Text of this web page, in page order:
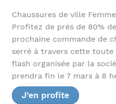
Chaussures de ville
Profitez de près de 80%
prochaine commande de
serré à travers cette
flash organisée par la
prendra fin le 7 mars à 8
J’en profite